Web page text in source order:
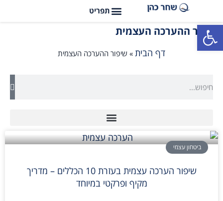
פתח סרגל נגישות
שיפור ההערכה העצמית
דף הבית » שיפור ההערכה העצמית
ביטחון עצמי
שיפור הערכה עצמית בעזרת 10 הכללים – מדריך
מקיף ופרקטי במיוחד